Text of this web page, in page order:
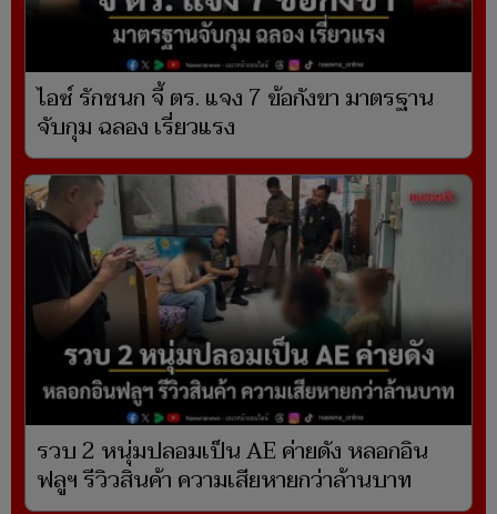
ไอซ์ รักชนก จี้ ตร. แจง 7 ข้อกังขา มาตรฐาน
จับกุม ฉลอง เรี่ยวแรง
รวบ 2 หนุ่มปลอมเป็น AE ค่ายดัง หลอกอิน
ฟลูฯ รีวิวสินค้า ความเสียหายกว่าล้านบาท